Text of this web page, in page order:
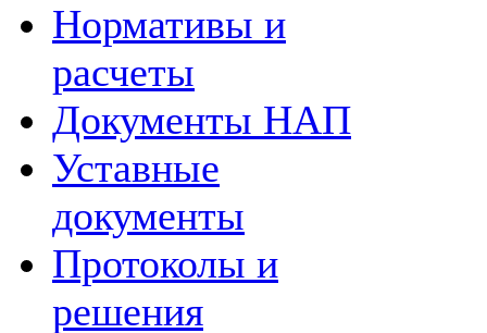
Нормативы и
расчеты
Документы НАП
Уставные
документы
Протоколы и
решения